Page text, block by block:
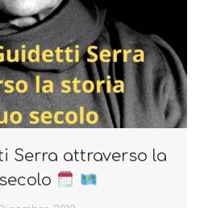
Serra attraverso la